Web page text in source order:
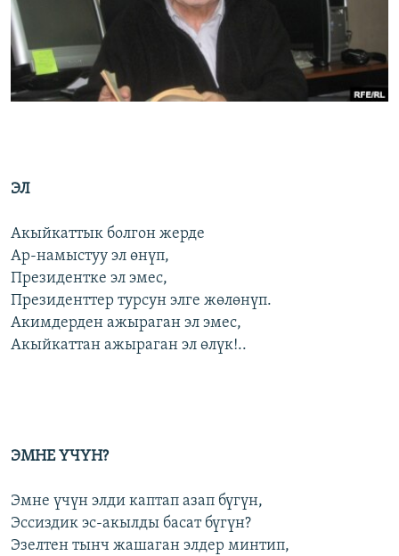
ЫҢГАЙСЫЗ СУРООЛОР
ЭЕ/АРнун бардык сайттары
ЭЛ
Акыйкаттык болгон жерде
Ар-намыстуу эл өнүп,
Президентке эл эмес,
Президенттер турсун элге жөлөнүп.
Акимдерден ажыраган эл эмес,
Акыйкаттан ажыраган эл өлүк!..
ЭМНЕ ҮЧҮН?
Эмне үчүн элди каптап азап бүгүн,
Эссиздик эс-акылды басат бүгүн?
Эзелтен тынч жашаган элдер минтип,